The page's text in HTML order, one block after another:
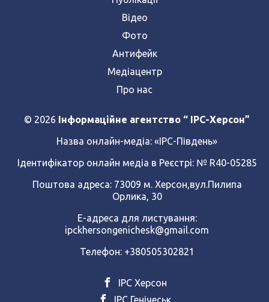
Відео
Фото
Антифейк
Медіацентр
Про нас
© 2026 Інформаційне агентство “ IPC-Херсон”
Назва онлайн-медіа: «ІРС-Південь»
Ідентифікатор онлайн медіа в Реєстрі: № R40-05285
Поштова адреса: 73009 м. Херсон,вул.Пилипа
Орлика, 30
Е-адреса для листування:
ipckhersongenichesk@gmail.com
Телефон: +380505302821
ІРС Херсон
ІРС Генічеськ